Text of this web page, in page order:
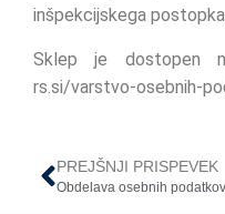
inšpekcijskega
Sklep je dostopen
rs.si/varstvo-osebnih-
PREJŠNJI PRISPEVEK